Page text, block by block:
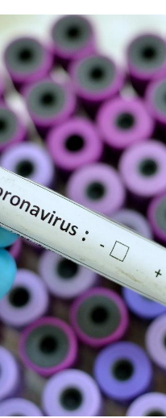
Chikungunya,
West Nile : que
t-il dans le sud
France ?
Les
protègent-ils
?
change dans la
charge des
enceintes